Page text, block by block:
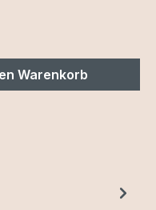
Warenkorb